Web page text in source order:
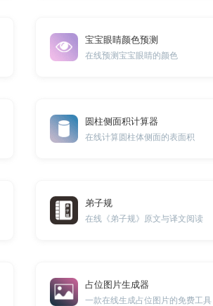
宝宝眼睛颜色预测
在线预测宝宝眼睛的颜色
圆柱侧面积计算器
在线计算圆柱体侧面的表面积
弟子规
在线《弟子规》原文与译文阅读
占位图片生成器
一款在线生成占位图片的免费工具